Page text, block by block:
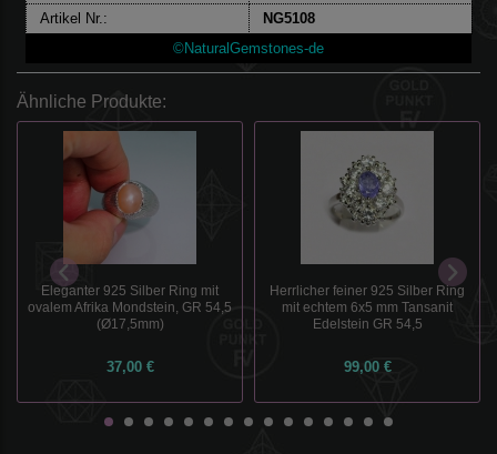
Artikel Nr.:
NG5108
©NaturalGemstones-de
Ähnliche Produkte:
Eleganter 925 Silber Ring mit
ovalem Afrika Mondstein, GR 54,5
(Ø17,5mm)
37,00 €
Herrlicher feiner 925 Silber Ring
mit echtem 6x5 mm Tansanit
Edelstein GR 54,5
99,00 €